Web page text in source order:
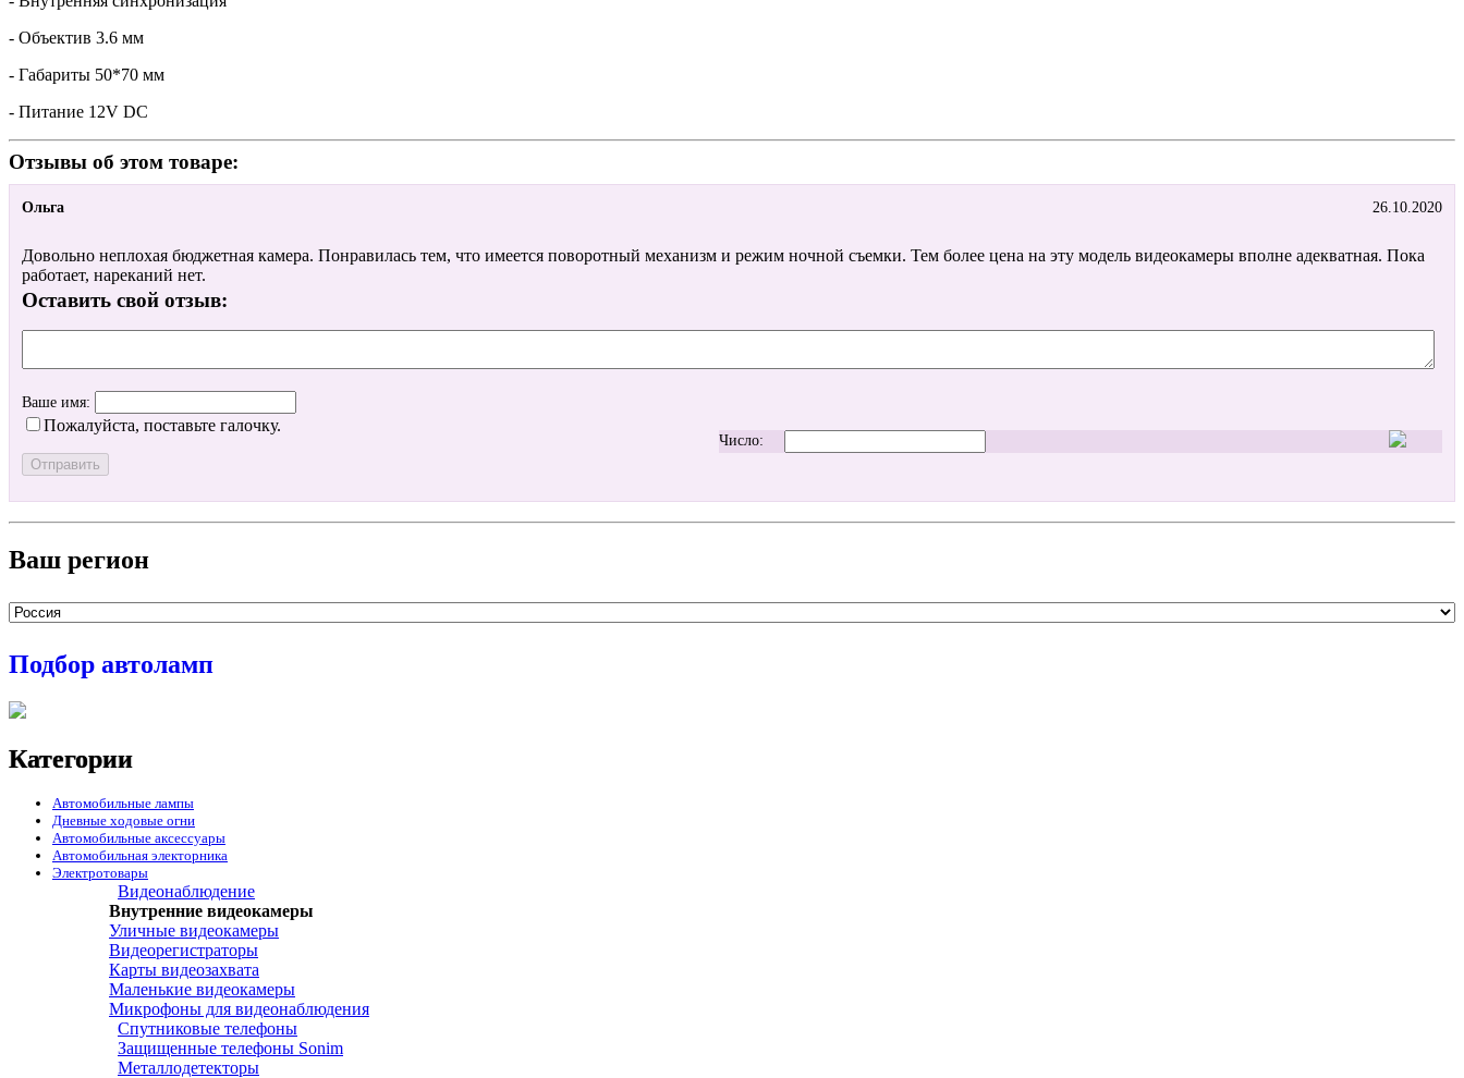
- Объектив 3.6 мм
- Габариты 50*70 мм
- Питание 12V DC
Отзывы об этом товаре:
Ольга 26.10.2020
Довольно неплохая бюджетная камера. Понравилась тем, что имеется поворотный механизм и режим ночной съемки. Тем более цена на эту модель видеокамеры вполне адекватная. Пока
работает, нареканий нет.
Оставить свой отзыв:
Ваше имя:
Пожалуйста, поставьте галочку.
Число:
Ваш регион
Подбор автоламп
Категории
Автомобильные лампы
Дневные ходовые огни
Автомобильные аксессуары
Автомобильная электорника
Электротовары
Видеонаблюдение
Внутренние видеокамеры
Уличные видеокамеры
Видеорегистраторы
Карты видеозахвата
Маленькие видеокамеры
Микрофоны для видеонаблюдения
Спутниковые телефоны
Защищенные телефоны Sonim
Металлодетекторы